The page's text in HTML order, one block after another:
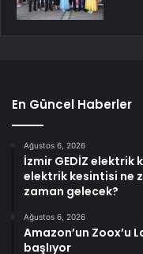
En Güncel Haberler
Ağustos 6, 2026
İzmir GEDİZ elektrik
elektrik kesintisi ne
zaman gelecek?
Ağustos 6, 2026
Amazon’un Zoox’u
başlıyor